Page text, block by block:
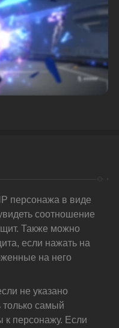
персонажа в виде
соотношение
Также можно
если нажать на
на него
не указано
только самый
к персонажу. Если